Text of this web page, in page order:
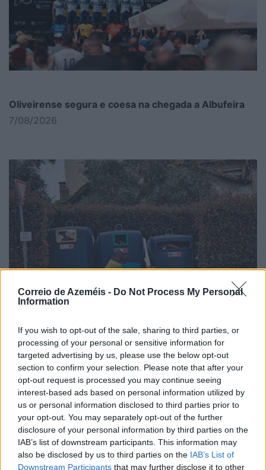
Correio de Azeméis - Do Not Process My Personal
Information
If you wish to opt-out of the sale, sharing to third parties, or
processing of your personal or sensitive information for
targeted advertising by us, please use the below opt-out
section to confirm your selection. Please note that after your
opt-out request is processed you may continue seeing
interest-based ads based on personal information utilized by
us or personal information disclosed to third parties prior to
your opt-out. You may separately opt-out of the further
disclosure of your personal information by third parties on the
IAB’s list of downstream participants. This information may
also be disclosed by us to third parties on the IAB’s List of
Downstream Participants that may further disclose it to other
Oliveirense segura e coesa na chegada a Albufeira
7/08/2026
Placa improvisada pede civismo, sacos respondem
no passeio
7/08/2026